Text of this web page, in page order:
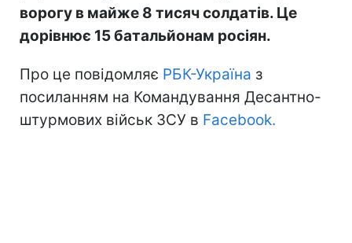
ворогу в майже 8 тисяч солдатів. Це
дорівнює 15 батальйонам росіян.
Про це повідомляє РБК-Україна з
посиланням на Командування Десантно-
штурмових військ ЗСУ в Facebook.